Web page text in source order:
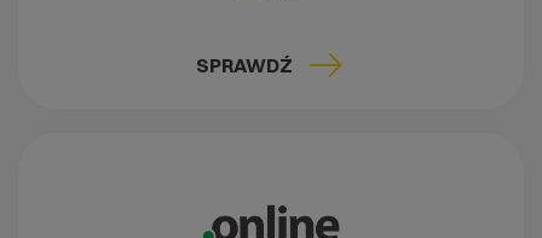
SPRAWDŹ